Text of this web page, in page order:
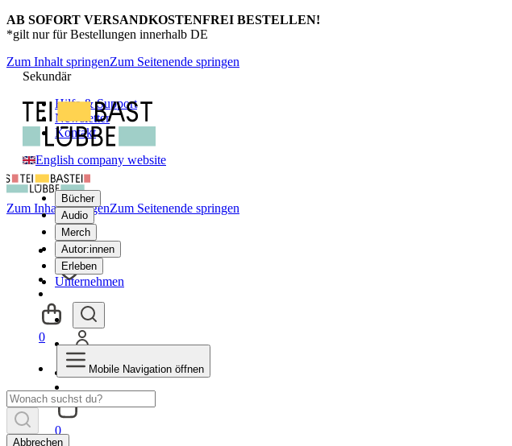
AB SOFORT VERSANDKOSTENFREI BESTELLEN!
*gilt nur für Bestellungen innerhalb DE
Zum Inhalt springenZum Seitenende springen
Sekundär
Hilfe & Support
Newsletter
Kontakt
English company website
Bücher
Audio
Merch
Autor:innen
Erleben
Unternehmen
0
Zum Inhalt springenZum Seitenende springen
0
Mobile Navigation öffnen
Abbrechen